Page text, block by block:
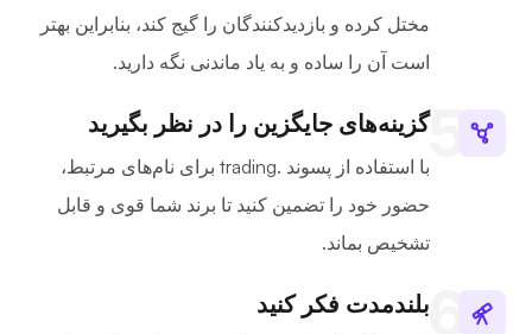
مختل کرده و بازدیدکنندگان را گیج کند، بنابراین بهتر
است آن را ساده و به یاد ماندنی نگه دارید.
گزینه‌های جایگزین را در نظر بگیرید
با استفاده از پسوند .trading برای نام‌های مرتبط،
حضور خود را تضمین کنید تا برند شما قوی و قابل
تشخیص بماند.
بلندمدت فکر کنید